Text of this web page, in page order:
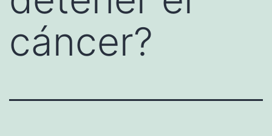
cáncer?